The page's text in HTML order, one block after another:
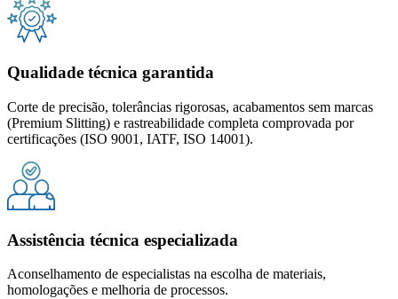
Qualidade técnica garantida
Corte de precisão, tolerâncias rigorosas, acabamentos sem marcas
(Premium Slitting) e rastreabilidade completa comprovada por
certificações (ISO 9001, IATF, ISO 14001).
Assistência técnica especializada
Aconselhamento de especialistas na escolha de materiais,
homologações e melhoria de processos.